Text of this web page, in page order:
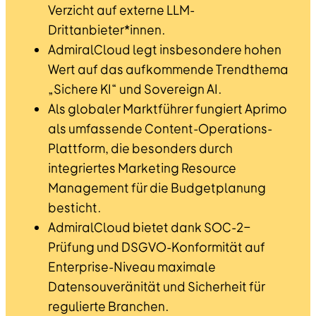
Verzicht auf externe LLM-
Drittanbieter*innen.
AdmiralCloud legt insbesondere hohen
Wert auf das aufkommende Trendthema
„Sichere KI“ und Sovereign AI.
Als globaler Marktführer fungiert Aprimo
als umfassende Content-Operations-
Plattform, die besonders durch
integriertes Marketing Resource
Management für die Budgetplanung
besticht.
AdmiralCloud bietet dank SOC-2-
Prüfung und DSGVO-Konformität auf
Enterprise-Niveau maximale
Datensouveränität und Sicherheit für
regulierte Branchen.